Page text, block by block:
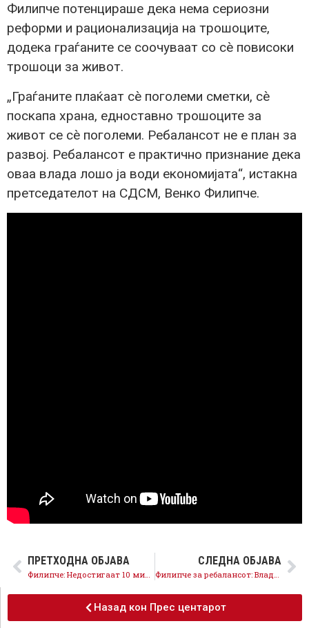
Филипче потенцираше дека нема сериозни
реформи и рационализација на трошоците,
додека граѓаните се соочуваат со сè повисоки
трошоци за живот.
„Граѓаните плаќаат сè поголеми сметки, сè
поскапа храна, едноставно трошоците за
живот се сè поголеми. Ребалансот не е план за
развој. Ребалансот е практично признание дека
оваа влада лошо ја води економијата“, истакна
претседателот на СДСМ, Венко Филипче.
ПРЕТХОДНА ОБЈАВА
Филипче: Недостигаат 10 милијарди денари, исплатата на пензиите е доведена во ризик
СЛЕДНА ОБЈАВА
Филипче за ребалансот: Владата крати кај младите, ранливите и стопанството, но не и кај сопствениот луксуз
Назад кон Прес центарот